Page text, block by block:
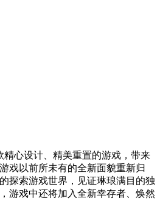
精心设计、精美重置的游戏，带来
戏以前所未有的全新面貌重新归
探索游戏世界，见证琳琅满目的独
游戏中还将加入全新幸存者、焕然